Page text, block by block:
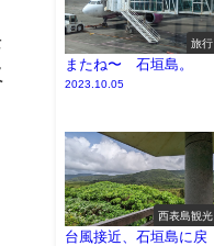
旅行
またね〜 石垣島。
2023.10.05
西表島観光
台風接近、石垣島に戻